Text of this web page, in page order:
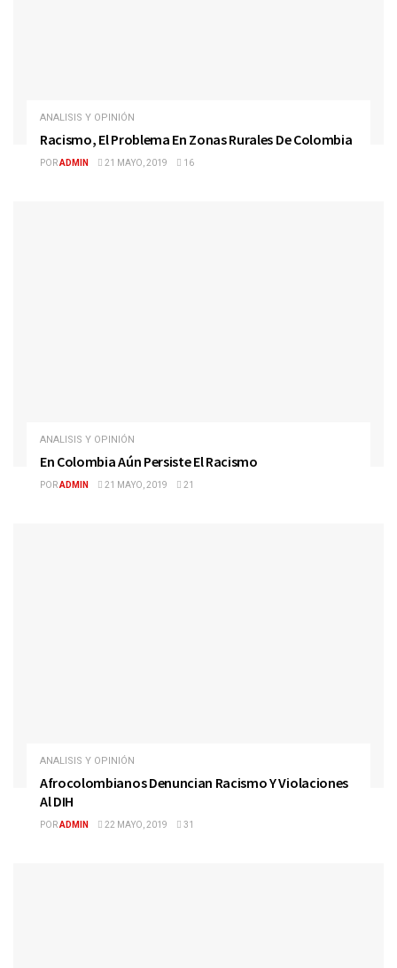
ANALISIS Y OPINIÓN
Racismo, El Problema En Zonas Rurales De Colombia
PORADMIN 21 MAYO, 2019 16
ANALISIS Y OPINIÓN
En Colombia Aún Persiste El Racismo
PORADMIN 21 MAYO, 2019 21
ANALISIS Y OPINIÓN
Afrocolombianos Denuncian Racismo Y Violaciones
Al DIH
PORADMIN 22 MAYO, 2019 31